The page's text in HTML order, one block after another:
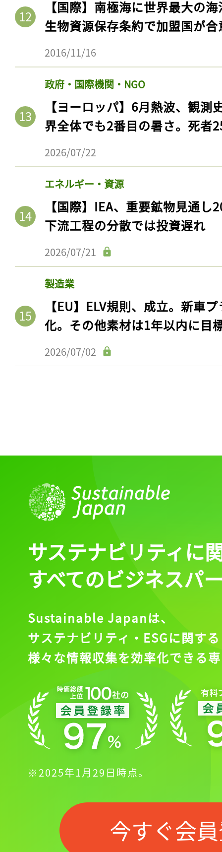
【国際】南極海に世界最大の
生物資源保存条約で加盟国が合
2016/11/16
政府・国際機関・NGO
【ヨーロッパ】6月熱波、観
界全体でも2番目の暑さ。死者
2026/07/22
エネルギー・資源
【国際】IEA、重要鉱物見通
下流工程の分散では投資遅れ
2026/07/21
製造業
【EU】ELV規則、成立。新車
化。その他素材は1年以内に目
2026/07/02
ログイン
サステナビリティに
すべてのビジネスパ
Sustainable Japanは、
サステナビリティ・ESGに関する
様々な情報収集を効率化できる
※2025年1月29日時点。
今すぐ会